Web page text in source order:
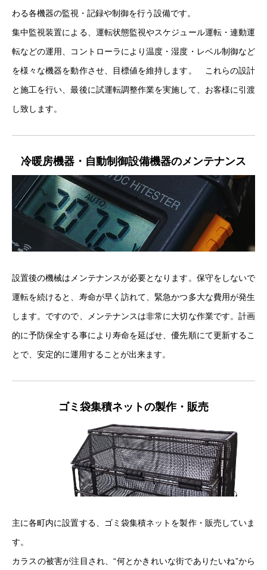
わる各機器の監視・記録や制御を行う設備です。
集中監視装置による、運転状態監視やスケジュール運転・連動運
転などの運用、コントローラにより温度・湿度・レベル制御など
を様々な機器を動作させ、目標値を維持します。 これらの設計
と施工を行い、最後に試運転調整作業を実施して、お客様に引渡
し致します。
冷暖房機器・自動制御設備機器のメンテナンス
設置後の機械はメンテナンスが必要となります。保守をしないで
運転を続けると、寿命が早く訪れて、緊急かつ多大な費用が発生
します。ですので、メンテナンスは非常に大切な作業です。計画
的に予防保全する事により寿命を延ばせ、優先順にて更新するこ
とで、安定的に運用することが出来ます。
ゴミ袋集積ネットの製作・販売
主に各町内に設置する、ゴミ袋集積ネットを製作・販売していま
す。
カラスの被害が注目され、“何とかきれいな街でありたいね”から